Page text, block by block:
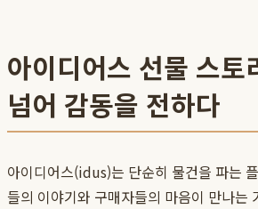
아이디어스 선물 스토
넘어 감동을 전하다
아이디어스(idus)는 단순히 물건을 파는
들의 이야기와 구매자들의 마음이 만나는